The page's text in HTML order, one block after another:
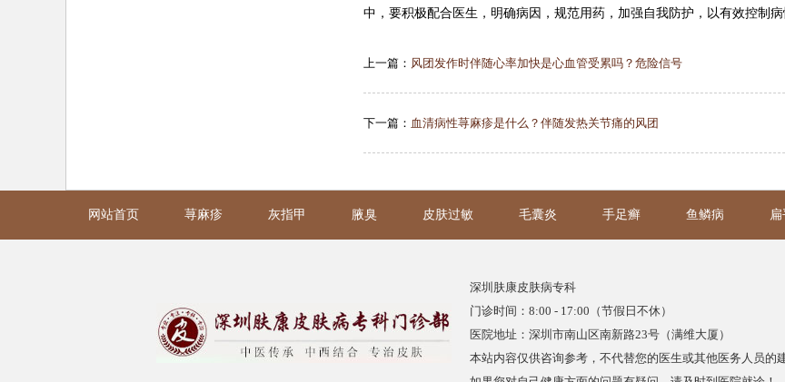
中，要积极配合医生，明确病因，规范用药，加强自我防护，以有效控制
上一篇： 风团发作时伴随心率加快是心血管受累吗？危险信号
下一篇： 血清病性荨麻疹是什么？伴随发热关节痛的风团
网站首页 荨麻疹 灰指甲 腋臭 皮肤过敏 毛囊炎 手足癣 鱼鳞病
深圳肤康皮肤病专科
门诊时间：8:00 - 17:00（节假日不休）
医院地址：深圳市南山区南新路23号（满维大厦）
本站内容仅供咨询参考，不代替您的医生或其他医务人员的